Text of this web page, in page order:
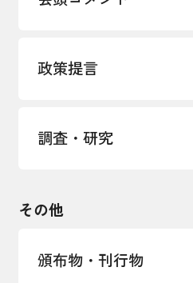
海外情報レポート
安全保障貿易管理・技
経営者保証に関するガ
政策提言
中小企業経営
国土強靭化・社会基盤
調査・研究
LOBO調査
その他
頒布物・刊行物